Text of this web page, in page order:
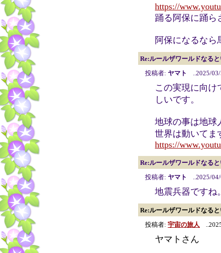
https://
踊る阿保に踊ら
阿保になるなら
Re:ルールザワールドなる
投稿者: ヤマト ..2025/03/
この実現に向け
しいです。
地球の事は地球
世界は動いてま
https://
Re:ルールザワールドなる
投稿者: ヤマト ..2025/04/
地震兵器ですね
Re:ルールザワールドなる
投稿者: 宇宙の旅人
ヤマトさん